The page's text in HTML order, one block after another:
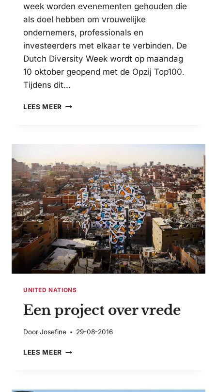
week worden evenementen gehouden die
als doel hebben om vrouwelijke
ondernemers, professionals en
investeerders met elkaar te verbinden. De
Dutch Diversity Week wordt op maandag
10 oktober geopend met de Opzij Top100.
Tijdens dit…
LEES MEER DUTCH
UNITED NATIONS
Een project over vrede
DoorJosefine 29-08-2016
LEES MEER EEN